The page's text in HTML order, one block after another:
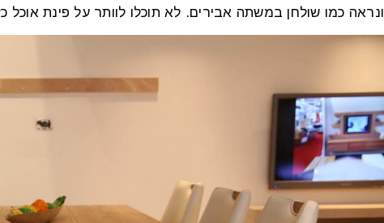
ונראה כמו שולחן במשתה אבירים. לא תוכלו לוותר על פינת